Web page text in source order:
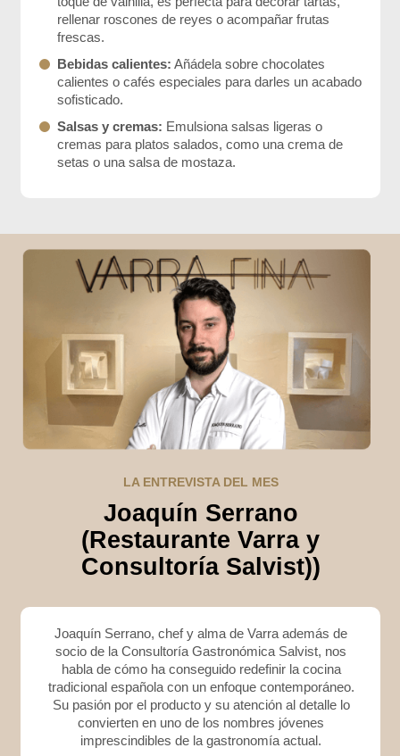
rellenar roscones de reyes o acompañar frutas
frescas.
Bebidas calientes: Añádela sobre chocolates
calientes o cafés especiales para darles un acabado
sofisticado.
Salsas y cremas: Emulsiona salsas ligeras o
cremas para platos salados, como una crema de
setas o una salsa de mostaza.
LA ENTREVISTA DEL MES
Joaquín Serrano
(Restaurante Varra y
Consultoría Salvist))
Joaquín Serrano, chef y alma de Varra además de
socio de la Consultoría Gastronómica Salvist, nos
habla de cómo ha conseguido redefinir la cocina
tradicional española con un enfoque contemporáneo.
Su pasión por el producto y su atención al detalle lo
convierten en uno de los nombres jóvenes
imprescindibles de la gastronomía actual.